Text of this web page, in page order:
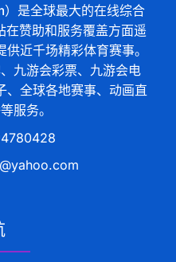
是全球最大的在线综合
赞助和服务覆盖方面遥
近千场精彩体育赛事。
九游会彩票、九游会电
、全球各地赛事、动画直
服务。